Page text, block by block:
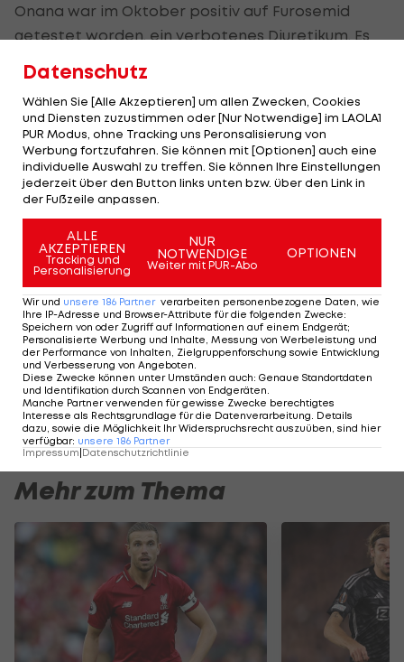
Onana war im Oktober positiv auf Furosemid
getestet worden, ein verbotenes Diuretikum. Es
Vorhandensein anderer Medikamente zu
verbergen. Onana sagte, er fühle sich unwohl und
nahm eine seiner Freundin verschriebene Pille aus
einer Packung, die er mit Aspirin verwechselte,
"weil die Verpackung fast identisch war."
Anti-Doping-Regeln machen Athleten für
verbotene Substanzen in ihrem Körper haftbar,
obwohl sie argumentieren können, dass sie kein
Verschulden oder Fahrlässigkeit hatten.
Der legendäre Durchmarsch des FC
Wacker Tirol I #Zwarakonferenz History
Zwarakonferenz
Am Stammtisch
Mehr zum Thema
Datenschutz
Wählen Sie [Alle Akzeptieren] um allen Zwecken, Cookies
und Diensten zuzustimmen oder [Nur Notwendige] im LAOLA1
PUR Modus, ohne Tracking uns Peronsalisierung von
Werbung fortzufahren. Sie können mit [Optionen] auch eine
individuelle Auswahl zu treffen. Sie können Ihre Einstellungen
jederzeit über den Button links unten bzw. über den Link in
der Fußzeile anpassen.
ALLE
AKZEPTIEREN
Tracking und
Personalisierung
NUR
NOTWENDIGE
Weiter mit PUR-Abo
OPTIONEN
Wir und unsere 186 Partner verarbeiten personenbezogene Daten, wie
Ihre IP-Adresse und Browser-Attribute für die folgenden Zwecke:
Speichern von oder Zugriff auf Informationen auf einem Endgerät;
Personalisierte Werbung und Inhalte, Messung von Werbeleistung und
der Performance von Inhalten, Zielgruppenforschung sowie Entwicklung
und Verbesserung von Angeboten
Diese Zwecke können unter Umständen auch: Genaue Standortdaten
und Identifikation durch Scannen von Endgeräten
Manche Partner verwenden für gewisse Zwecke berechtigtes
Interesse als Rechtsgrundlage für die Datenverarbeitung. Details
dazu, sowie die Möglichkeit Ihr Widerspruchsrecht auszuüben, sind hier
verfügbar: unsere 186 Partner
Impressum|Datenschutzrichtlinie